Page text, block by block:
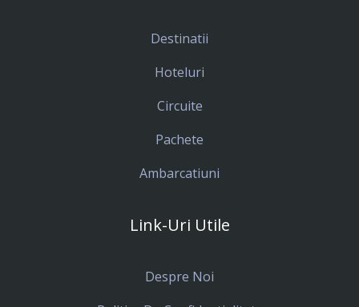
Destinatii
Hoteluri
Circuite
Pachete
Ambarcatiuni
Link-Uri Utile
Despre Noi